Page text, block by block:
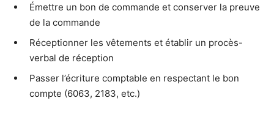
Émettre un bon de commande et conserver la preuve
de la commande
Réceptionner les vêtements et établir un procès-
verbal de réception
Passer l’écriture comptable en respectant le bon
compte (6063, 2183, etc.)